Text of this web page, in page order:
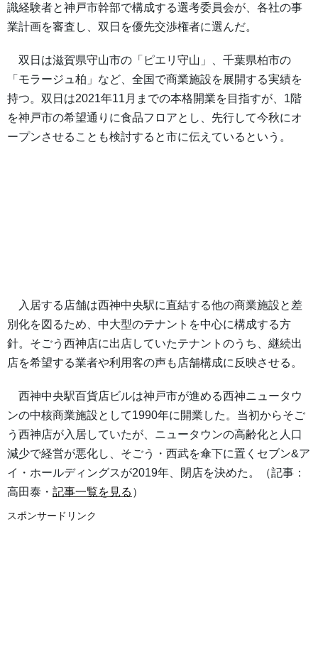
識経験者と神戸市幹部で構成する選考委員会が、各社の事
業計画を審査し、双日を優先交渉権者に選んだ。
双日は滋賀県守山市の「ピエリ守山」、千葉県柏市の
「モラージュ柏」など、全国で商業施設を展開する実績を
持つ。双日は2021年11月までの本格開業を目指すが、1階
を神戸市の希望通りに食品フロアとし、先行して今秋にオ
ープンさせることも検討すると市に伝えているという。
入居する店舗は西神中央駅に直結する他の商業施設と差
別化を図るため、中大型のテナントを中心に構成する方
針。そごう西神店に出店していたテナントのうち、継続出
店を希望する業者や利用客の声も店舗構成に反映させる。
西神中央駅百貨店ビルは神戸市が進める西神ニュータウ
ンの中核商業施設として1990年に開業した。当初からそご
う西神店が入居していたが、ニュータウンの高齢化と人口
減少で経営が悪化し、そごう・西武を傘下に置くセブン&ア
イ・ホールディングスが2019年、閉店を決めた。（記事：
高田泰・ 記事一覧を見る ）
スポンサードリンク